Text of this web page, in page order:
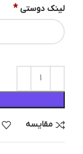
لینک دوستی *
مقایسه